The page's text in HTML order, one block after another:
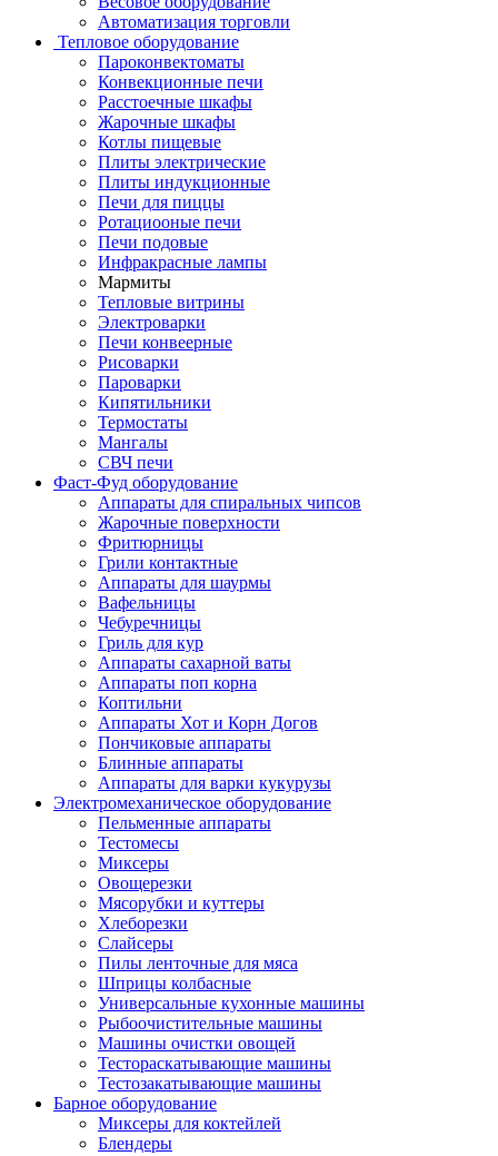
Автоматизация торговли
Тепловое оборудование
Пароконвектоматы
Конвекционные печи
Расстоечные шкафы
Жарочные шкафы
Котлы пищевые
Плиты электрические
Плиты индукционные
Печи для пиццы
Ротациооные печи
Печи подовые
Инфракрасные лампы
Мармиты
Тепловые витрины
Электроварки
Печи конвеерные
Рисоварки
Пароварки
Кипятильники
Термостаты
Мангалы
СВЧ печи
Фаст-Фуд оборудование
Аппараты для спиральных чипсов
Жарочные поверхности
Фритюрницы
Грили контактные
Аппараты для шаурмы
Вафельницы
Чебуречницы
Гриль для кур
Аппараты сахарной ваты
Аппараты поп корна
Коптильни
Аппараты Хот и Корн Догов
Пончиковые аппараты
Блинные аппараты
Аппараты для варки кукурузы
Электромеханическое оборудование
Пельменные аппараты
Тестомесы
Миксеры
Овощерезки
Мясорубки и куттеры
Хлеборезки
Слайсеры
Пилы ленточные для мяса
Шприцы колбасные
Универсальные кухонные машины
Рыбоочистительные машины
Машины очистки овощей
Тестораскатывающие машины
Тестозакатывающие машины
Барное оборудование
Миксеры для коктейлей
Блендеры